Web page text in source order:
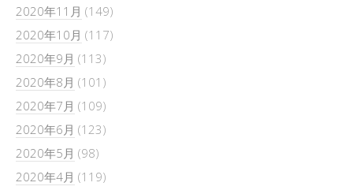
2020年11月 (149)
2020年10月 (117)
2020年9月 (113)
2020年8月 (101)
2020年7月 (109)
2020年6月 (123)
2020年5月 (98)
2020年4月 (119)